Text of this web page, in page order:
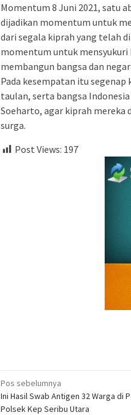
Momentum 8 Juni 2021, satu
dijadikan momentum untuk
dari segala kiprah yang telah
momentum untuk mensyukuri
membangun bangsa dan
Pada kesempatan itu
taulan, serta bangsa
Soeharto, agar kiprah mereka
surga.
Post Views: 197
Navigasi
pos
Pos sebelumnya
Ini Hasil Swab Antigen 32 Warga di
Polsek Kep Seribu Utara